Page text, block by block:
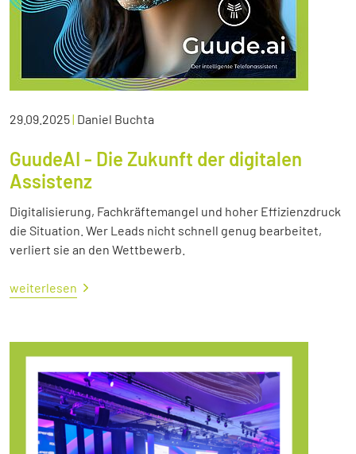
29.09.2025| Daniel Buchta
GuudeAI - Die Zukunft der digitalen
Assistenz
Digitalisierung, Fachkräftemangel und hoher Effizienzdruck
die Situation. Wer Leads nicht schnell genug bearbeitet,
verliert sie an den Wettbewerb.
weiterlesen